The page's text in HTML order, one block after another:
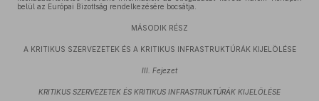
belül az Európai Bizottság rendelkezésére bocsátja.
MÁSODIK RÉSZ
A KRITIKUS SZERVEZETEK ÉS A KRITIKUS INFRASTRUKTÚRÁK KIJELÖLÉSE
III. Fejezet
KRITIKUS SZERVEZETEK ÉS KRITIKUS INFRASTRUKTÚRÁK KIJELÖLÉSE